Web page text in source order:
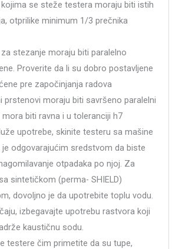
kojima se steže testera moraju biti istih
otprilike minimum 1/3 prečnika
stezanje moraju biti paralelno
Proverite da li su dobro postavljene
pre započinjanja radova
prstenovi moraju biti savršeno paralelni
mora biti ravna i u toleranciji h7
upotrebe, skinite testeru sa mašine
je odgovarajućim sredstvom da biste
otpadaka po njoj. Za
sintetičkom (perma- SHIELD)
dovoljno je da upotrebite toplu vodu.
izbegavajte upotrebu rastvora koji
kaustičnu sodu.
testere čim primetite da su tupe,